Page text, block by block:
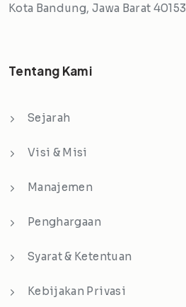
Kota Bandung, Jawa Barat 40153
Tentang Kami
Sejarah
Visi & Misi
Manajemen
Penghargaan
Syarat & Ketentuan
Kebijakan Privasi